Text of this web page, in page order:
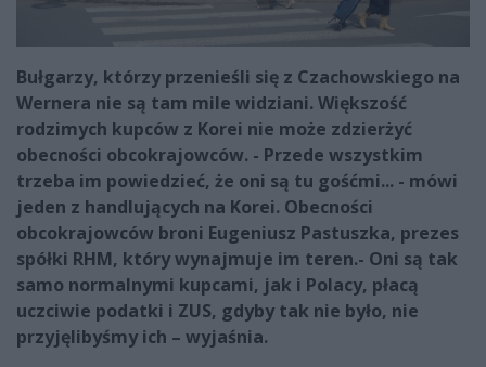
Bułgarzy, którzy przenieśli się z Czachowskiego na
Wernera nie są tam mile widziani. Większość
rodzimych kupców z Korei nie może zdzierżyć
obecności obcokrajowców. - Przede wszystkim
trzeba im powiedzieć, że oni są tu gośćmi... - mówi
jeden z handlujących na Korei. Obecności
obcokrajowców broni Eugeniusz Pastuszka, prezes
spółki RHM, który wynajmuje im teren.- Oni są tak
samo normalnymi kupcami, jak i Polacy, płacą
uczciwie podatki i ZUS, gdyby tak nie było, nie
przyjęlibyśmy ich – wyjaśnia.